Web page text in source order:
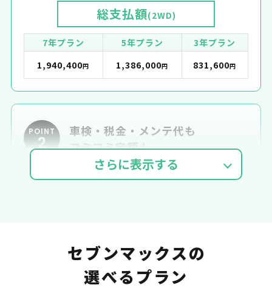
総支払額(2WD)
7年プラン 5年プラン
3年プラン
1,940,400円 1,386,000円 831,600円
POINT
2
車検・税金・メンテ代も
コミコミ定額！
セブンマックスの
選べるプラン